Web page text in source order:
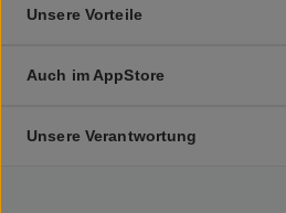
Unsere Vorteile
Auch im AppStore
Unsere Verantwortung